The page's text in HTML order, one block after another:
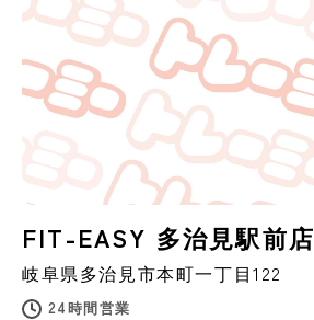
FIT-EASY 多治見駅前店
岐阜県多治見市本町一丁目122
24時間営業